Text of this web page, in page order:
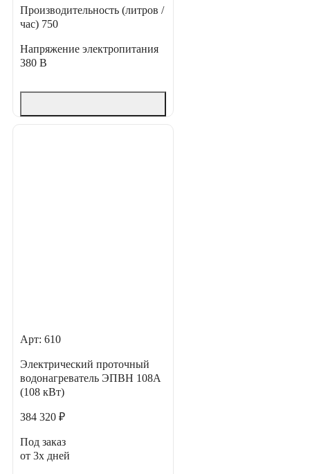
Производительность (литров /
час) 750
Напряжение электропитания
380 В
Арт: 610
Электрический проточный
водонагреватель ЭПВН 108А
(108 кВт)
384 320 ₽
Под заказ
от 3х дней